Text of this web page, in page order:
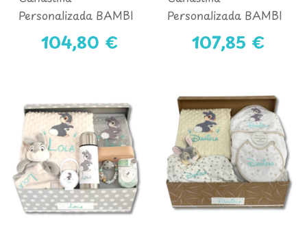
Personalizada BAMBI
Mod. 1104,80 €
Personalizada BAMBI
Mod. 2107,85 €